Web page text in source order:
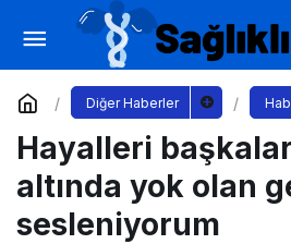
Diğer Haberler
Hayalleri
altında yok olan
sesleniyorum
Başkan Sezer
Yorum Yap Paylaş